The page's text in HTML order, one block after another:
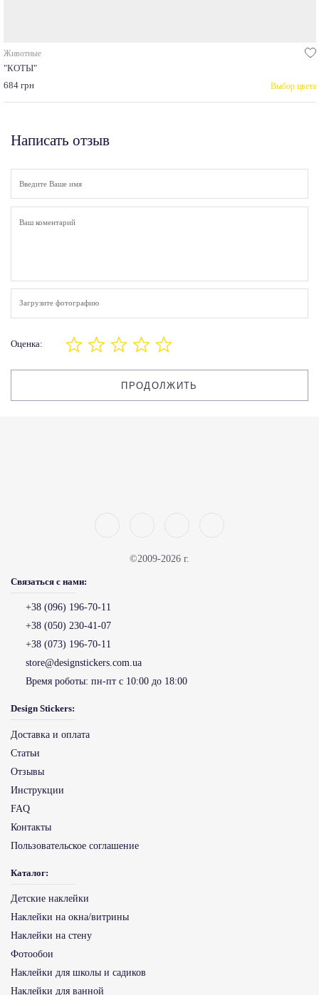
Животные
"КОТЫ"
684 грн
Выбор цвета
Написать отзыв
Загрузите фотографию
Оценка:
ПРОДОЛЖИТЬ
©2009-2026 г.
Связаться с нами:
+38 (096) 196-70-11
+38 (050) 230-41-07
+38 (073) 196-70-11
store@designstickers.com.ua
Время роботы: пн-пт с 10:00 до 18:00
Design Stickers:
Доставка и оплата
Статьи
Отзывы
Инструкции
FAQ
Контакты
Пользовательское соглашение
Каталог:
Детские наклейки
Наклейки на окна/витрины
Наклейки на стену
Фотообои
Наклейки для школы и садиков
Наклейки для ванной